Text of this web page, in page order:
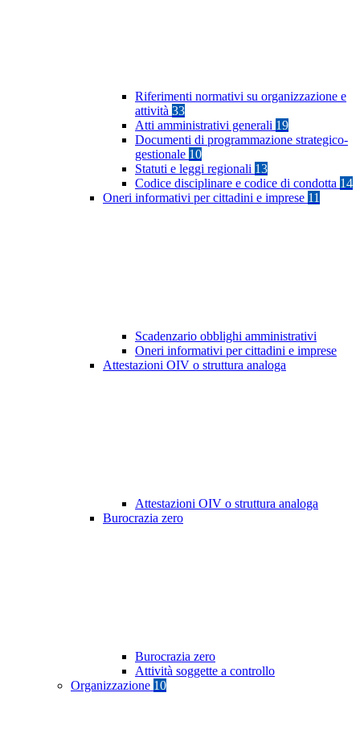
Riferimenti normativi su organizzazione e
attività 33
Atti amministrativi generali 19
Documenti di programmazione strategico-
gestionale 10
Statuti e leggi regionali 13
Codice disciplinare e codice di condotta 14
Oneri informativi per cittadini e imprese 11
Scadenzario obblighi amministrativi
Oneri informativi per cittadini e imprese
Attestazioni OIV o struttura analoga
Attestazioni OIV o struttura analoga
Burocrazia zero
Burocrazia zero
Attività soggette a controllo
Organizzazione 10